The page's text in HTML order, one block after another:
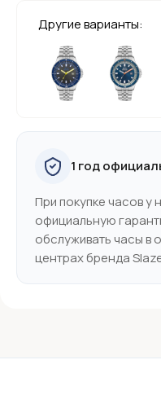
Другие варианты:
1 год
При покупке часов у
официальную
обслуживать часы в
центрах бренда